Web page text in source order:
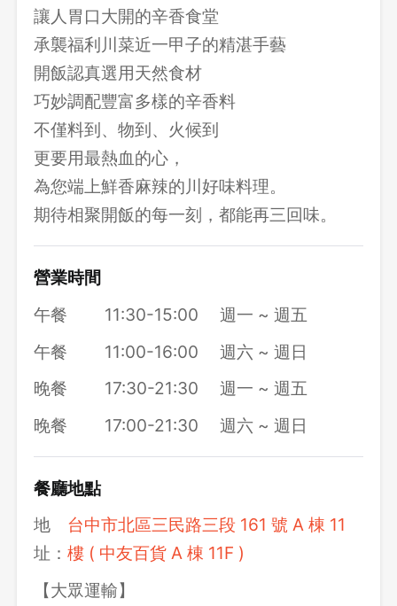
讓人胃口大開的辛香食堂
承襲福利川菜近一甲子的精湛手藝
開飯認真選用天然食材
巧妙調配豐富多樣的辛香料
不僅料到、物到、火候到
更要用最熱血的心，
為您端上鮮香麻辣的川好味料理。
期待相聚開飯的每一刻，都能再三回味。
營業時間
午餐
11:30-15:00
週一 ~ 週五
午餐
11:00-16:00
週六 ~ 週日
晚餐
17:30-21:30
週一 ~ 週五
晚餐
17:00-21:30 週六 ~ 週日
餐廳地點
地
址：
台中市北區三民路三段 161 號 A 棟 11
樓 ( 中友百貨 A 棟 11F )
【大眾運輸】